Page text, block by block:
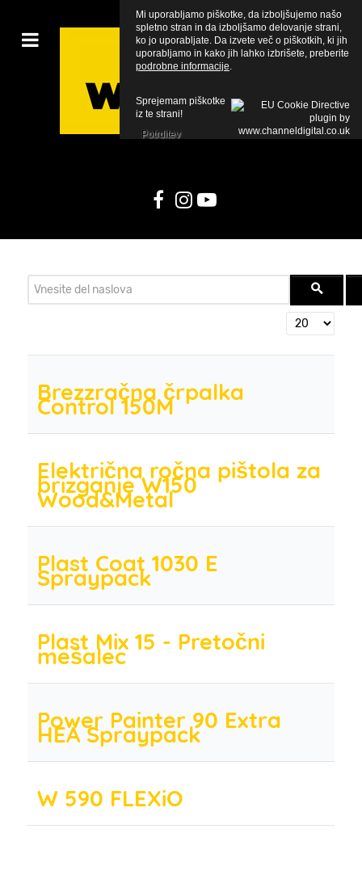
Vnesite del naslova
Prikaži #
Brezzračna črpalka
Control 150M
Električna ročna pištola za
brizganje W150
Wood&Metal
Plast Coat 1030 E
Spraypack
Plast Mix 15 - Pretočni
mešalec
Power Painter 90 Extra
HEA Spraypack
W 590 FLEXiO
Mi uporabljamo piškotke, da izboljšujemo našo
spletno stran in da izboljšamo delovanje strani,
ko jo uporabljate. Da izvete več o piškotkih, ki jih
uporabljamo in kako jih lahko izbrišete, preberite
podrobne informacije.
Sprejemam piškotke
iz te strani!
Potrditev